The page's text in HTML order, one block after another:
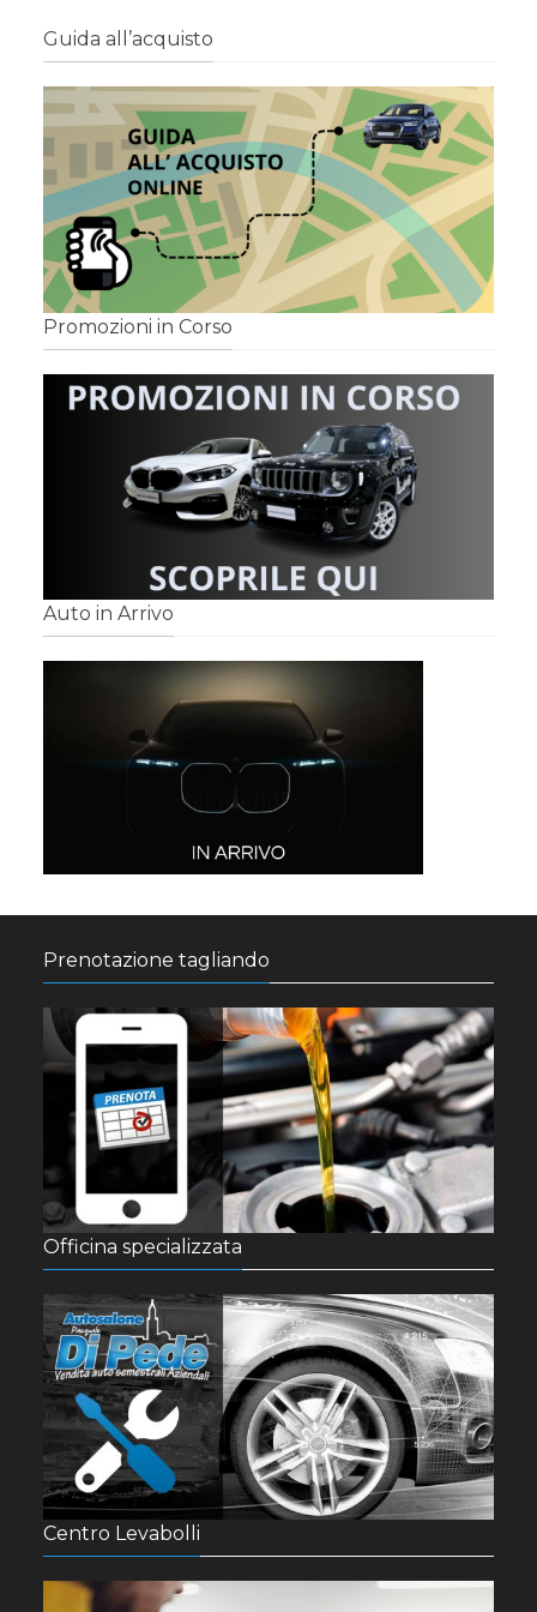
Guida all’acquisto
Promozioni in Corso
Auto in Arrivo
Prenotazione tagliando
Officina specializzata
Centro Levabolli